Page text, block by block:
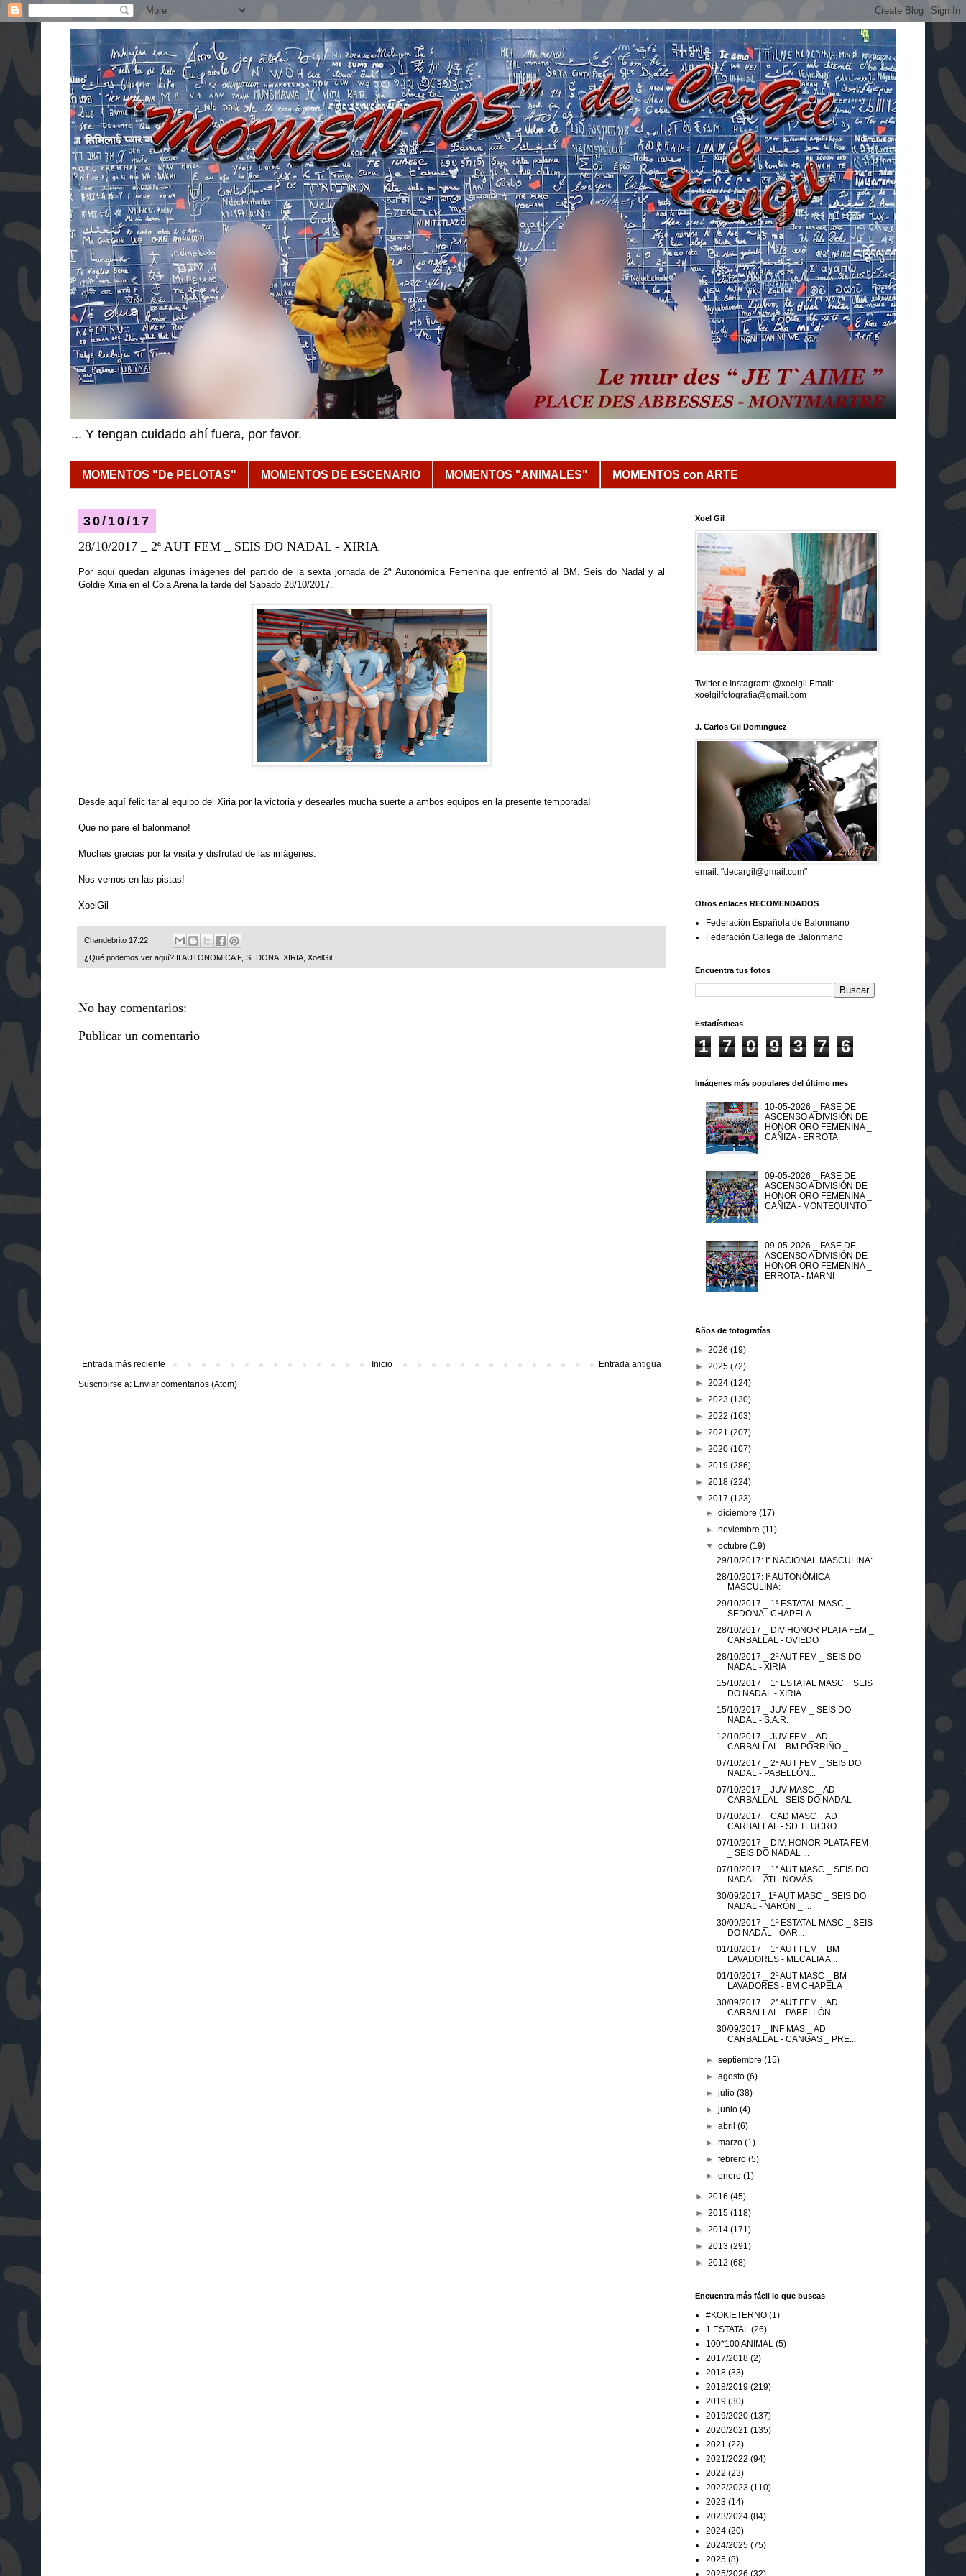
... Y tengan cuidado ahí fuera, por favor.
MOMENTOS "De PELOTAS" MOMENTOS DE ESCENARIO MOMENTOS "ANIMALES" MOMENTOS con ARTE
30/10/17
28/10/2017 _ 2ª AUT FEM _ SEIS DO NADAL - XIRIA
Por aquí quedan algunas imágenes del partido de la sexta jornada de 2ª Autonómica Femenina que enfrentó al BM. Seis do Nadal y al
Goldie Xiria en el Coia Arena la tarde del Sabado 28/10/2017.
Desde aquí felicitar al equipo del Xiria por la victoria y desearles mucha suerte a ambos equipos en la presente temporada!
Que no pare el balonmano!
Muchas gracias por la visita y disfrutad de las imágenes.
Nos vemos en las pistas!
XoelGil
Chandebrito 17:22
¿Qué podemos ver aquí? II AUTONOMICA F, SEDONA XIRIA XoelGil
No hay comentarios:
Publicar un comentario
Entrada más reciente Entrada antigua
Inicio
Suscribirse a: Enviar comentarios (Atom)
Xoel Gil
Twitter e Instagram: @xoelgil Email:
xoelgilfotografia@gmail.com
J. Carlos Gil Dominguez
email: "decargil@gmail.com"
Otros enlaces RECOMENDADOS
Federación Española de Balonmano
Federación Gallega de Balonmano
Encuentra tus fotos
Estadísiticas
1 7 0 9 3 7 6
Imágenes más populares del último mes
10-05-2026 _ FASE DE
ASCENSO A DIVISIÓN DE
HONOR ORO FEMENINA _
CAÑIZA - ERROTA
09-05-2026 _ FASE DE
ASCENSO A DIVISIÓN DE
HONOR ORO FEMENINA _
CAÑIZA - MONTEQUINTO
09-05-2026 _ FASE DE
ASCENSO A DIVISIÓN DE
HONOR ORO FEMENINA _
ERROTA - MARNI
Años de fotografías
► 2026 (19)
► 2025 (72)
► 2024 (124)
► 2023 (130)
► 2022 (163)
► 2021 (207)
► 2020 (107)
► 2019 (286)
► 2018 (224)
▼ 2017 (123)
►diciembre(17)
►noviembre(11)
▼octubre(19)
29/10/2017: Iª NACIONAL MASCULINA:
28/10/2017: Iª AUTONÓMICA
MASCULINA:
29/10/2017 _ 1ª ESTATAL MASC _
SEDONA - CHAPELA
28/10/2017 _ DIV HONOR PLATA FEM _
CARBALLAL - OVIEDO
28/10/2017 _ 2ª AUT FEM _ SEIS DO
NADAL - XIRIA
15/10/2017 _ 1ª ESTATAL MASC _ SEIS
DO NADAL - XIRIA
15/10/2017 _ JUV FEM _ SEIS DO
NADAL - S.A.R.
12/10/2017 _ JUV FEM _ AD
CARBALLAL - BM PORRIÑO _...
07/10/2017 _ 2ª AUT FEM _ SEIS DO
NADAL - PABELLÓN...
07/10/2017 _ JUV MASC _ AD
CARBALLAL - SEIS DO NADAL
07/10/2017 _ CAD MASC _ AD
CARBALLAL - SD TEUCRO
07/10/2017 _ DIV. HONOR PLATA FEM
_ SEIS DO NADAL ...
07/10/2017 _ 1ª AUT MASC _ SEIS DO
NADAL - ATL. NOVÁS
30/09/2017_ 1ª AUT MASC _ SEIS DO
NADAL - NARÓN _ ...
30/09/2017 _ 1ª ESTATAL MASC _ SEIS
DO NADAL - OAR...
01/10/2017 _ 1ª AUT FEM _ BM
LAVADORES - MECALIA A...
01/10/2017 _ 2ª AUT MASC _ BM
LAVADORES - BM CHAPELA
30/09/2017 _ 2ª AUT FEM _ AD
CARBALLAL - PABELLÓN ...
30/09/2017 _ INF MAS _ AD
CARBALLAL - CANGAS _ PRE...
►septiembre(15)
►agosto(6)
►julio(38)
►junio(4)
►abril(6)
►marzo(1)
►febrero(5)
►enero(1)
► 2016 (45)
► 2015 (118)
► 2014 (171)
► 2013 (291)
► 2012 (68)
Encuentra más fácil lo que buscas
#KOKIETERNO (1)
1 ESTATAL (26)
100*100 ANIMAL (5)
2017/2018 (2)
2018 (33)
2018/2019 (219)
2019 (30)
2019/2020 (137)
2020/2021 (135)
2021 (22)
2021/2022 (94)
2022 (23)
2022/2023 (110)
2023 (14)
2023/2024 (84)
2024 (20)
2024/2025 (75)
2025 (8)
2025/2026 (32)